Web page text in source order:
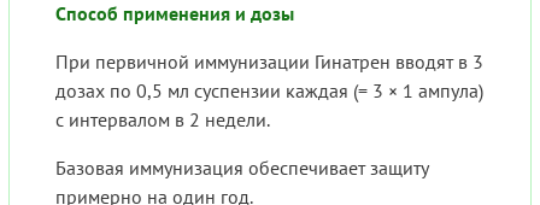
Способ применения и дозы
При первичной иммунизации Гинатрен вводят в 3
дозах по 0,5 мл суспензии каждая (= 3 × 1 ампула)
с интервалом в 2 недели.
Базовая иммунизация обеспечивает защиту
примерно на один год.